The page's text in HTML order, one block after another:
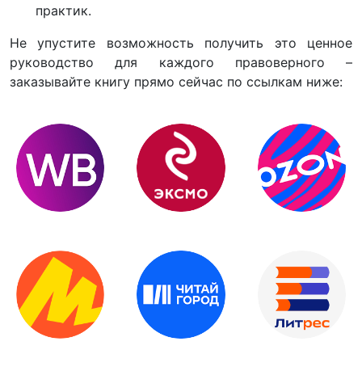
практик.
Не упустите возможность получить это ценное
руководство для каждого правоверного –
заказывайте книгу прямо сейчас по ссылкам ниже: